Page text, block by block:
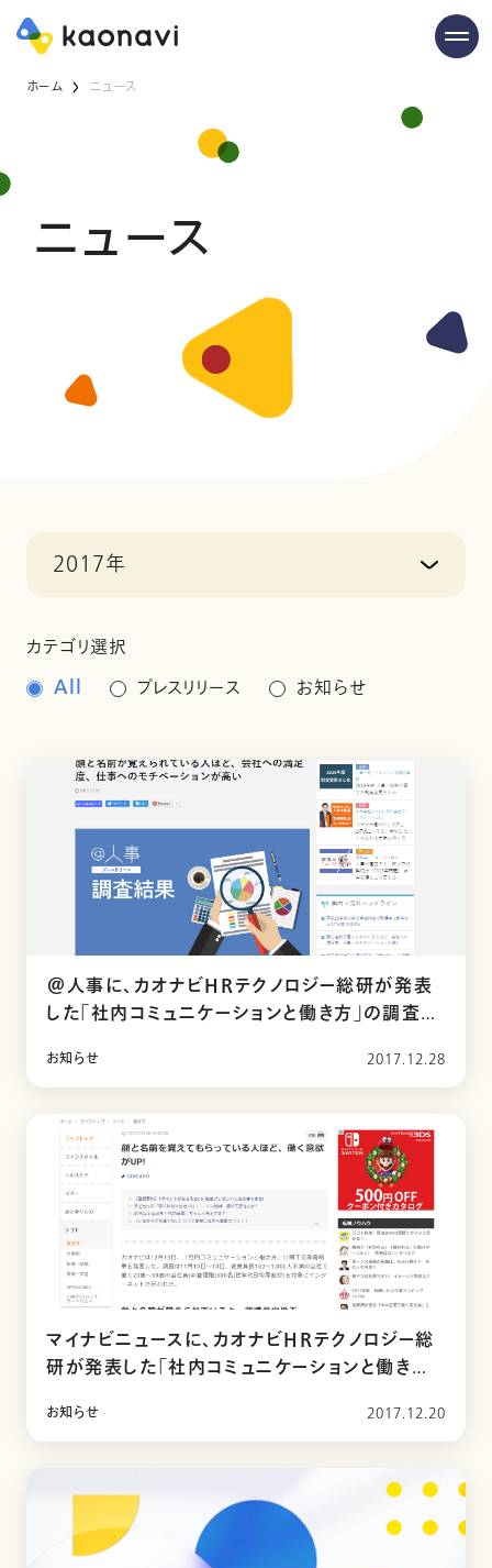
ホーム ニュース
ニュース
2017年
カテゴリ選択
All プレスリリース お知らせ
＠人事に、カオナビHRテクノロジー総研が発表
した「社内コミュニケーションと働き方」の調査に
お知らせ 2017.12.28
マイナビニュースに、カオナビHRテクノロジー総
研が発表した「社内コミュニケーションと働き方」
お知らせ 2017.12.20